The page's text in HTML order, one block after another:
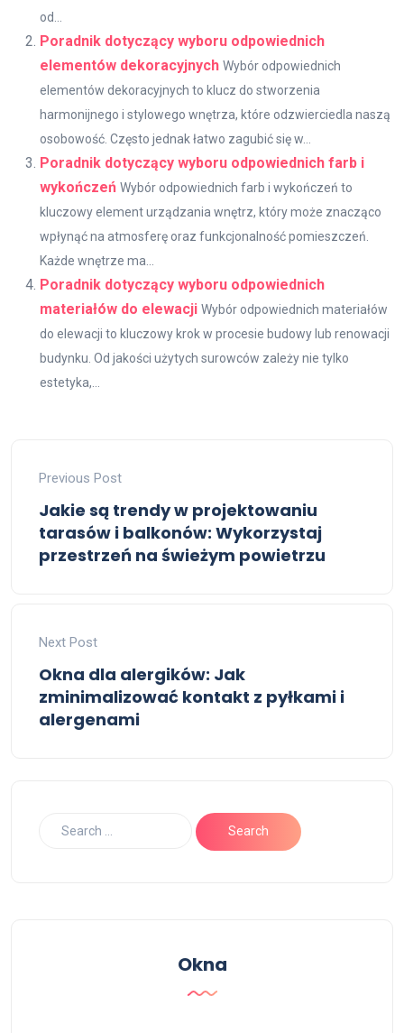
od...
Poradnik dotyczący wyboru odpowiednich
elementów dekoracyjnych Wybór odpowiednich
elementów dekoracyjnych to klucz do stworzenia
harmonijnego i stylowego wnętrza, które odzwierciedla naszą
osobowość. Często jednak łatwo zagubić się w...
Poradnik dotyczący wyboru odpowiednich farb i
wykończeń Wybór odpowiednich farb i wykończeń to
kluczowy element urządzania wnętrz, który może znacząco
wpłynąć na atmosferę oraz funkcjonalność pomieszczeń.
Każde wnętrze ma...
Poradnik dotyczący wyboru odpowiednich
materiałów do elewacji Wybór odpowiednich materiałów
do elewacji to kluczowy krok w procesie budowy lub renowacji
budynku. Od jakości użytych surowców zależy nie tylko
estetyka,...
Previous Post
Jakie są trendy w projektowaniu
tarasów i balkonów: Wykorzystaj
przestrzeń na świeżym powietrzu
Next Post
Okna dla alergików: Jak
zminimalizować kontakt z pyłkami i
alergenami
Okna